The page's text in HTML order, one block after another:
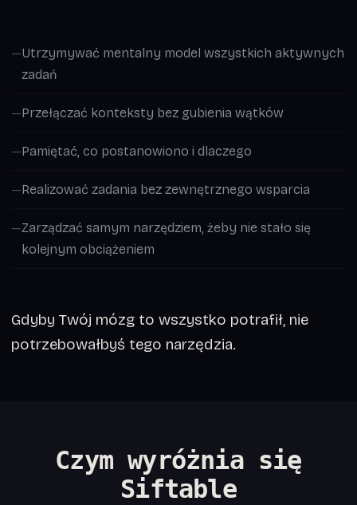
Utrzymywać mentalny model wszystkich aktywnych
zadań
Przełączać konteksty bez gubienia wątków
Pamiętać, co postanowiono i dlaczego
Realizować zadania bez zewnętrznego wsparcia
Zarządzać samym narzędziem, żeby nie stało się
kolejnym obciążeniem
Gdyby Twój mózg to wszystko potrafił, nie
potrzebowałbyś tego narzędzia.
Czym wyróżnia się
Siftable